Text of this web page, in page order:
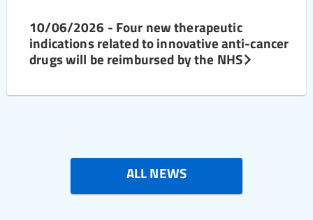
10/06/2026 - Four new therapeutic
indications related to innovative anti-cancer
drugs will be reimbursed by the NHS
ALL NEWS